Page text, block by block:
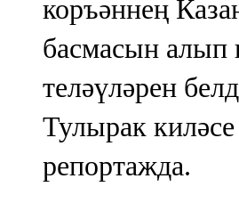
коръәннең
басмасын алып
теләүләрен
Тулырак киләсе
репортажда.